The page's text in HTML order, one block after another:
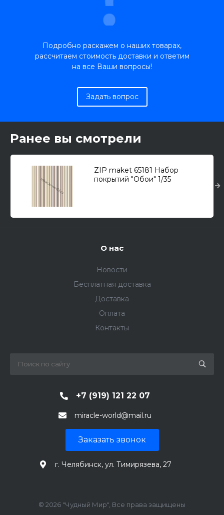
Подробно раскажем о наших товарах,
рассчитаем стоимость доставки и ответим
на все Ваши вопросы!
Задать вопрос
Ранее вы смотрели
ZIP maket 65181 Набор
покрытий "Обои" 1/35
О нас
Новости
Бесплатная доставка
Доставка
Оплата
Контакты
+7 (919) 121 22 07
miracle-world@mail.ru
Заказать звонок
г. Челябинск, ул. Тимирязева, 27
© 2026 "Чудный Мир", Все права защищены